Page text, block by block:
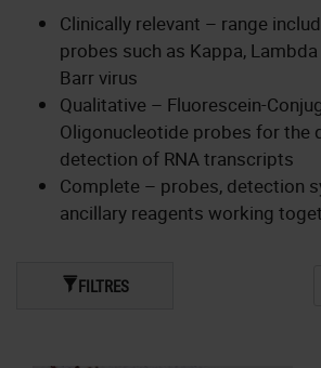
Clinically relevant – range
probes such as Kappa,
Barr virus
Qualitative – Fluorescein-
Oligonucleotide probes for the
detection of RNA transcripts
Complete – probes, detection
ancillary reagents working
FILTRES